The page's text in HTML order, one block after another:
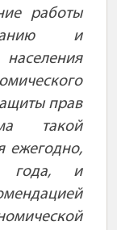
работы
и
прав
такой
ежегодно,
года, и